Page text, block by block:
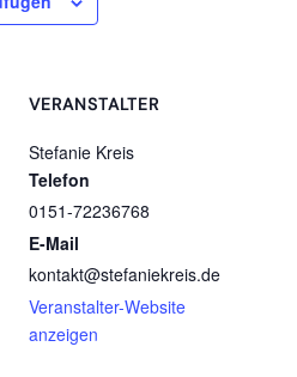
VERANSTALTER
Stefanie Kreis
Telefon
0151-72236768
E-Mail
kontakt@stefaniekreis.de
Veranstalter-Website
anzeigen